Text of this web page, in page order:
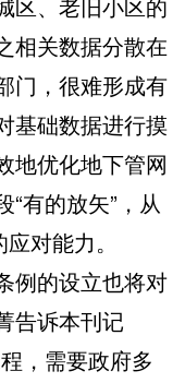
相关数据分散在
门，很难形成有
基础数据进行摸
地优化地下管网
有的放矢”，从
对能力。
的设立也将对
告诉本刊记
，需要政府多